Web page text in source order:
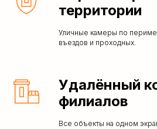
территории
Уличные камеры по
въездов и проходных.
Удалённый
филиалов
Все объекты на одном